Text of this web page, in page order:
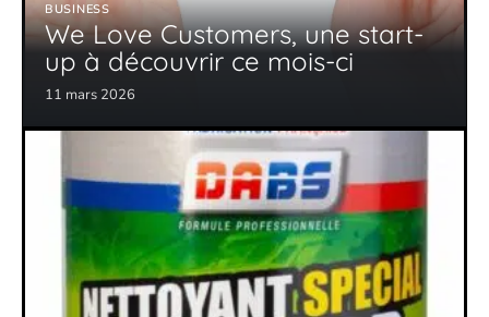
BUSINESS
We Love Customers, une start-
up à découvrir ce mois-ci
11 mars 2026